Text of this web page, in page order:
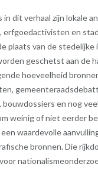
dit verhaal zijn lokale
erfgoedactivisten en
plaats van de
geschetst aan de
hoeveelheid
en nog
weinig of niet eerder
waardevolle
bronnen. Die